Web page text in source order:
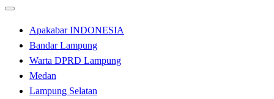
Apakabar INDONESIA
Bandar Lampung
Warta DPRD Lampung
Medan
Lampung Selatan